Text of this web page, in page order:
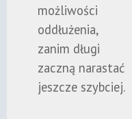
możliwości
oddłużenia,
zanim długi
zaczną narastać
jeszcze szybciej.